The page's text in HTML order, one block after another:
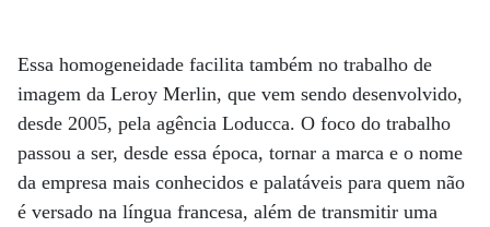
Essa homogeneidade facilita também no trabalho de
imagem da Leroy Merlin, que vem sendo desenvolvido,
desde 2005, pela agência Loducca. O foco do trabalho
passou a ser, desde essa época, tornar a marca e o nome
da empresa mais conhecidos e palatáveis para quem não
é versado na língua francesa, além de transmitir uma